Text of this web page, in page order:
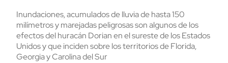
Inundaciones, acumulados de lluvia de hasta 150
milímetros y marejadas peligrosas son algunos de los
efectos del huracán Dorian en el sureste de los Estados
Unidos y que inciden sobre los territorios de Florida,
Georgia y Carolina del Sur